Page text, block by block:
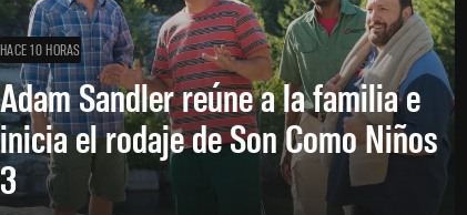
HACE 10 HORAS
Adam Sandler reúne a la familia e
inicia el rodaje de Son Como Niños
3